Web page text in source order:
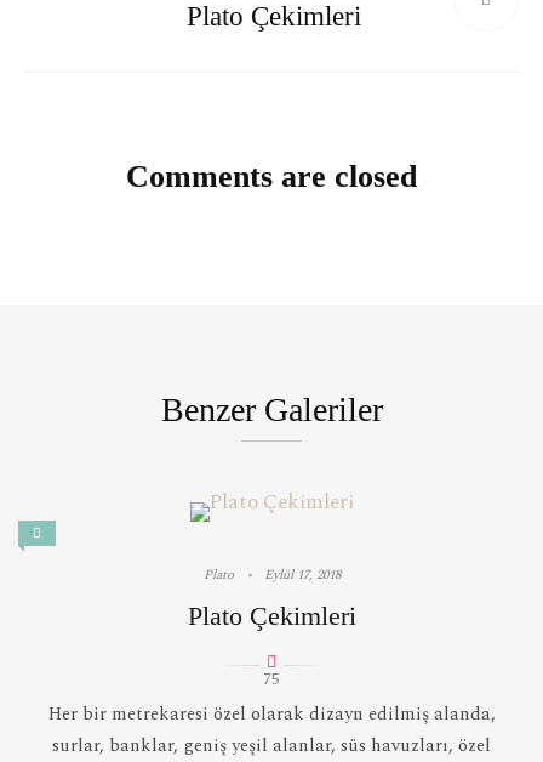
Plato Çekimleri
Comments are closed
Benzer Galeriler
Plato Eylül 17, 2018
Plato Çekimleri
75
Her bir metrekaresi özel olarak dizayn edilmiş alanda,
surlar, banklar, geniş yeşil alanlar, süs havuzları, özel